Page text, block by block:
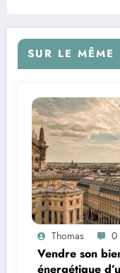
SUR LE MÊME
Thomas 0
Vendre son
énergétique